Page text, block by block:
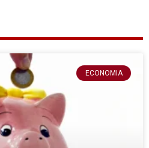
ECONOMIA